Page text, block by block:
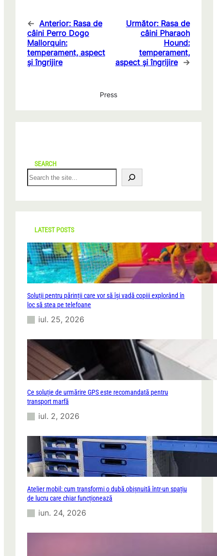
← Anterior: Rasa de
câini Perro Dogo
Mallorquin:
temperament, aspect
și îngrijire
Următor: Rasa de
câini Pharaoh
Hound:
temperament,
aspect și îngrijire →
Press
SEARCH
S
e
r
c
LATEST POSTS
Soluții pentru părinții care vor să își vadă copiii explorând în
loc să stea pe telefoane
iul. 25, 2026
Ce soluție de urmărire GPS este recomandată pentru
transport marfă
iul. 2, 2026
Atelier mobil: cum transformi o dubă obișnuită într-un spațiu
de lucru care chiar funcționează
iun. 24, 2026